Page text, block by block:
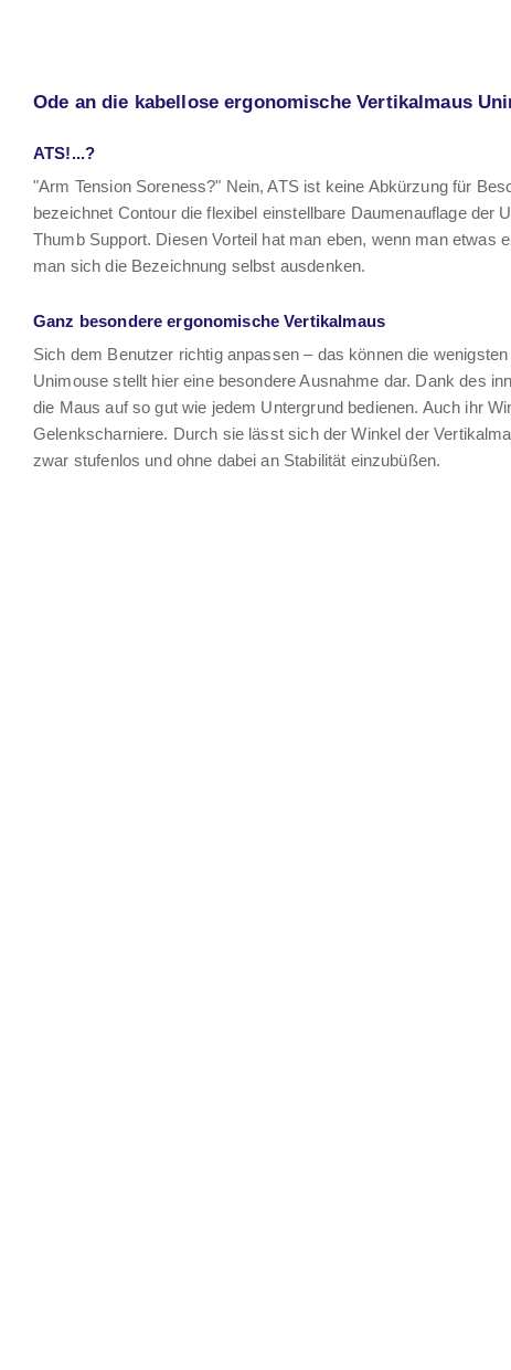
Ode an die kabellose ergonomische Vertikalmaus
ATS!...?
"Arm Tension Soreness?" Nein, ATS ist keine Abkürzung für
bezeichnet Contour die flexibel einstellbare Daumenauflage der
Thumb Support. Diesen Vorteil hat man eben, wenn man etwas
man sich die Bezeichnung selbst ausdenken.
Ganz besondere ergonomische Vertikalmaus
Sich dem Benutzer richtig anpassen – das können die
Unimouse stellt hier eine besondere Ausnahme dar. Dank des
die Maus auf so gut wie jedem Untergrund bedienen. Auch ihr
Gelenkscharniere. Durch sie lässt sich der Winkel der
zwar stufenlos und ohne dabei an Stabilität einzubüßen.